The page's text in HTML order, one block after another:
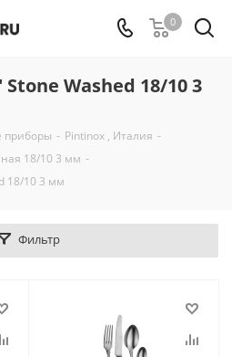
0
Washed 18/10 3
приборы - Pintinox , Италия -
18/10 3 мм -
18/10 3 мм
Фильтр